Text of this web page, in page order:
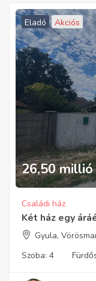
Eladó Akciós
26,50 millió
Családi ház
Két ház egy
Gyula,
Szoba: 4